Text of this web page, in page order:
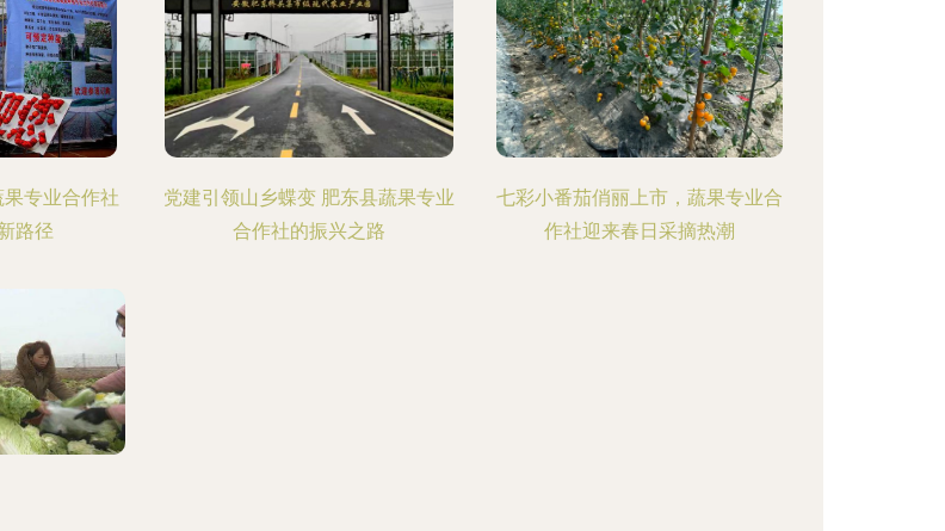
果专业合作社
路径
党建引领山乡蝶变 肥东县蔬果专业
合作社的振兴之路
七彩小番茄俏丽上市，蔬果专业合
作社迎来春日采摘热潮